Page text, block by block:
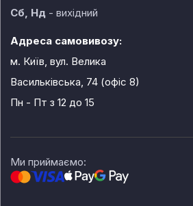
Сб, Нд - вихідний
Адреса самовивозу:
м. Київ, вул. Велика
Васильківська, 74 (офіс 8)
Пн - Пт з 12 до 15
Ми приймаємо: